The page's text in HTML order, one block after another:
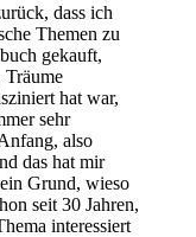
dass ich
Themen zu
gekauft,
Träume
hat war,
sehr
also
das hat mir
Grund, wieso
seit 30 Jahren,
interessiert